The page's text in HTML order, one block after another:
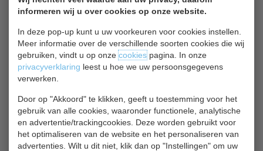
informeren wij u over cookies op onze website.
In deze pop-up kunt u uw voorkeuren voor cookies instellen.
Meer informatie over de verschillende soorten cookies die wij
gebruiken, vindt u op onzecookiespagina. In onze
privacyverklaring leest u hoe we uw persoonsgegevens
verwerken.
Door op "Akkoord" te klikken, geeft u toestemming voor het
gebruik van alle cookies, waaronder functionele, analytische
en advertentie/trackingcookies. Deze worden gebruikt voor
het optimaliseren van de website en het personaliseren van
advertenties. Wilt u dit niet, klik dan op "Instellingen" om uw
Tapasvitrine | schuifdeuren achterzijde | breed 132 cm - 6
x 1/3 GN
€ 1571,00
Sushi - Tapas vitrine bekijken
Sayl Tapas 6